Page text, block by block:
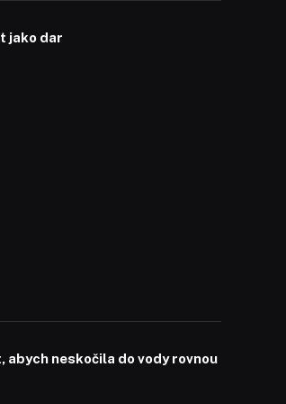
jako dar
abych neskočila do vody rovnou